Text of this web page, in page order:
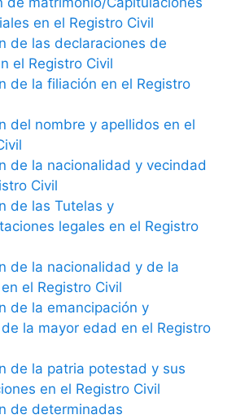
en el Registro Civil
de las declaraciones de
el Registro Civil
de la filiación en el Registro
del nombre y apellidos en el
de la nacionalidad y vecindad
Civil
de las Tutelas y
legales en el Registro
de la nacionalidad y de la
el Registro Civil
de la emancipación y
la mayor edad en el Registro
de la patria potestad y sus
en el Registro Civil
de determinadas